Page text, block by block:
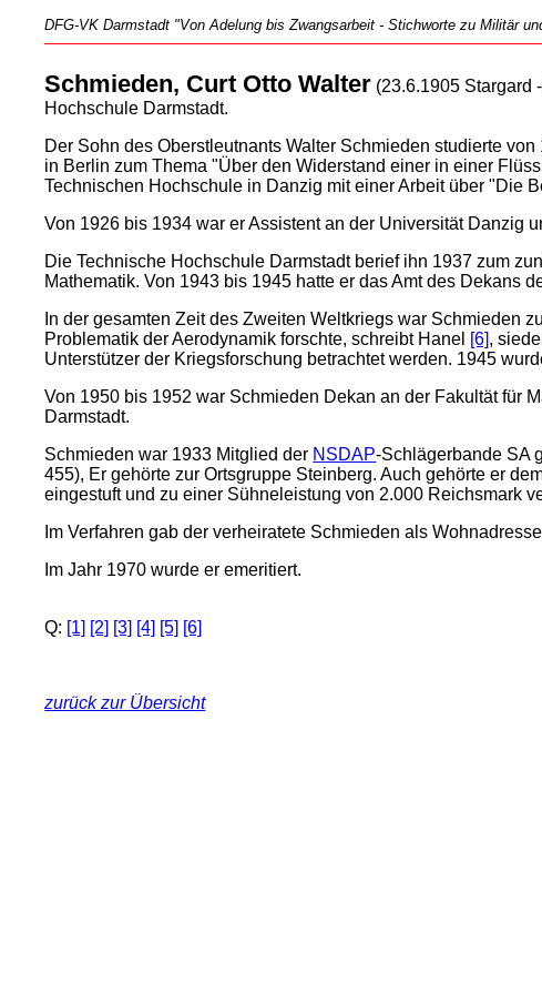
DFG-VK Darmstadt "Von Adelung bis Zwangsarbeit - Stichworte zu Militär
Schmieden, Curt Otto Walter (23.6.1905 Stargard
Hochschule Darmstadt.
Der Sohn des Oberstleutnants Walter Schmieden studierte
in Berlin zum Thema "Über den Widerstand einer in einer
Technischen Hochschule in Danzig mit einer Arbeit über "Die
Von 1926 bis 1934 war er Assistent an der Universität Danzig
Die Technische Hochschule Darmstadt berief ihn 1937 zum
Mathematik. Von 1943 bis 1945 hatte er das Amt des Dekans
In der gesamten Zeit des Zweiten Weltkriegs war Schmieden
Problematik der Aerodynamik forschte, schreibt Hanel [6],
Unterstützer der Kriegsforschung betrachtet werden. 1945
Von 1950 bis 1952 war Schmieden Dekan an der Fakultät für
Darmstadt.
Schmieden war 1933 Mitglied der NSDAP-Schlägerbande SA
455), Er gehörte zur Ortsgruppe Steinberg. Auch gehörte er
eingestuft und zu einer Sühneleistung von 2.000 Reichsmark
Im Verfahren gab der verheiratete Schmieden als
Im Jahr 1970 wurde er emeritiert.
Q: [1] [2] [3] [4] [5] [6]
zurück zur Übersicht